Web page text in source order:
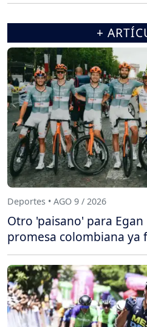
+
Deportes • AGO 9 / 2026
Otro 'paisano' para Egan
promesa colombiana ya